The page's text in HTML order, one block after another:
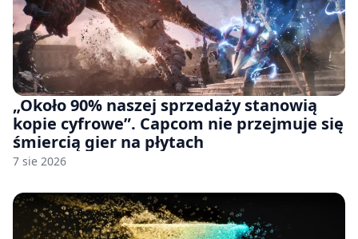
„Około 90% naszej sprzedaży stanowią
kopie cyfrowe”. Capcom nie przejmuje się
śmiercią gier na płytach
7 sie 2026